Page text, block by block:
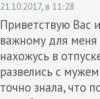
21.10.2017, в 11:28
Приветствую Вас
важному для меня
нахожусь в
развелись с
точно знала, что